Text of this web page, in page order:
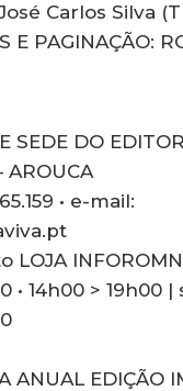
Carlos Silva
E PAGINAÇÃO:
SEDE DO
AROUCA
• e-mail:
• 14h00 > 19h00 |
ANUAL EDIÇÃO